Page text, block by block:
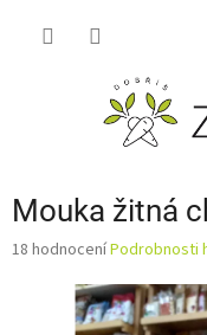
Mouka žitná
Průměrné
produktu
18 hodnoceníPodrobnosti